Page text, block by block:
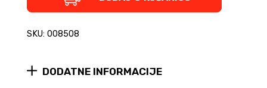
An
Z
Cure
SKU: 008508
DODATNE INFORMACIJE